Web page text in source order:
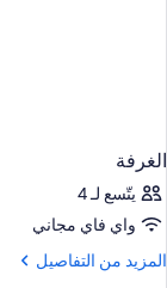
الغرفة
يتّسع لـ 4
واي فاي مجاني
المزيد من التفاصيل
المزيد